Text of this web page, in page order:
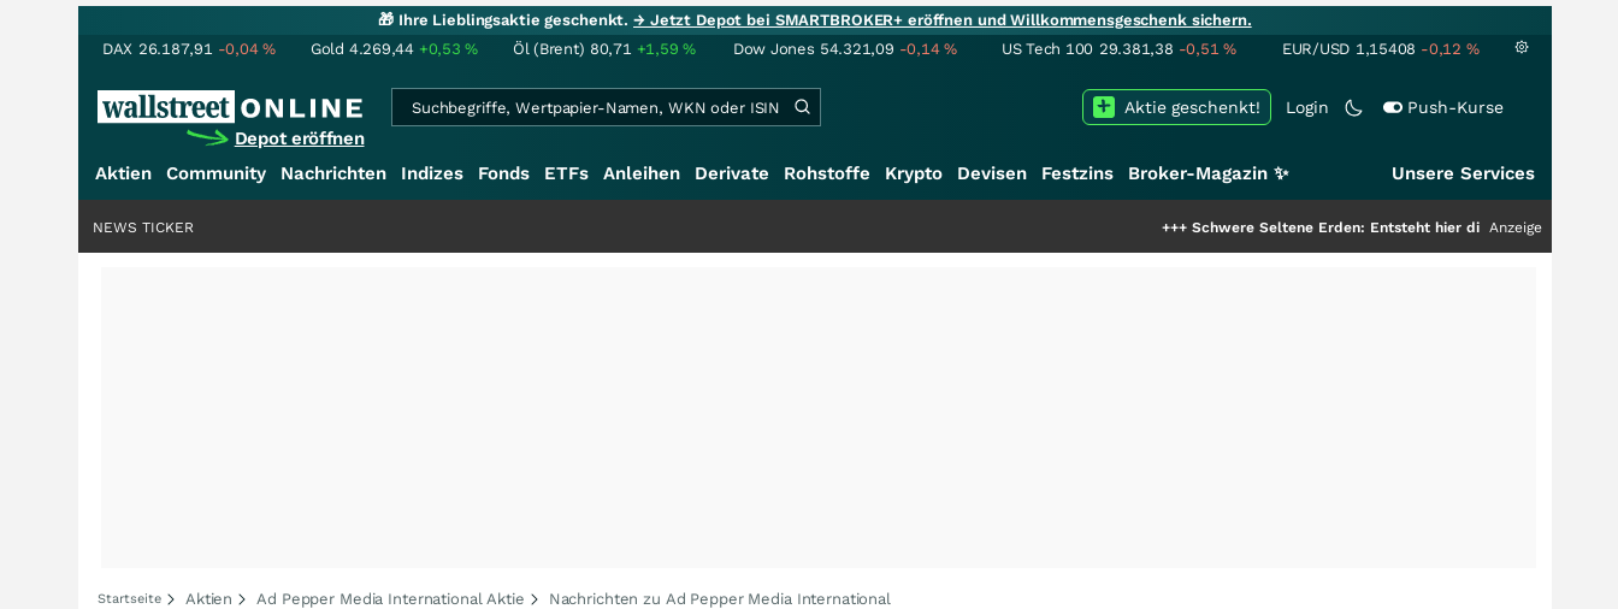
🎁 Ihre Lieblingsaktie geschenkt.→ Jetzt Depot bei SMARTBROKER+ eröffnen und Willkommensgeschenk sichern.
DAX 26.187,91 -0,04% Gold 4.269,44 +0,53% Öl (Brent) 80,71 +1,59% Dow Jones 54.321,09 -0,14% US Tech 100 29.381,38 -0,51% EUR/USD 1,15408 -0,12 %
Depot eröffnen
Login Push-Kurse
Aktie geschenkt!
Aktien Community Nachrichten Indizes Fonds ETFs Anleihen Derivate Rohstoffe Krypto Devisen Festzins Broker-Magazin ✨ Unsere Services
Schwere Seltene Erden: Entsteht hier die nächste Milliardenstory?
Anzeige
NEWS TICKER
Startseite Aktien Ad Pepper Media International Aktie Nachrichten zu Ad Pepper Media International